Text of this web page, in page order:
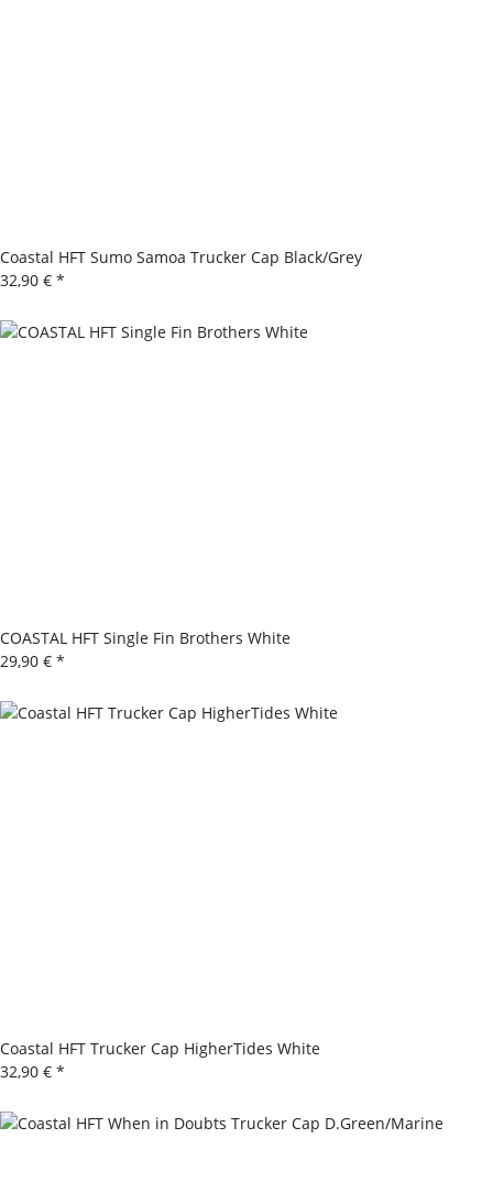
Coastal HFT Sumo Samoa Trucker Cap Black/Grey
32,90 € *
COASTAL HFT Single Fin Brothers White
29,90 € *
Coastal HFT Trucker Cap HigherTides White
32,90 € *